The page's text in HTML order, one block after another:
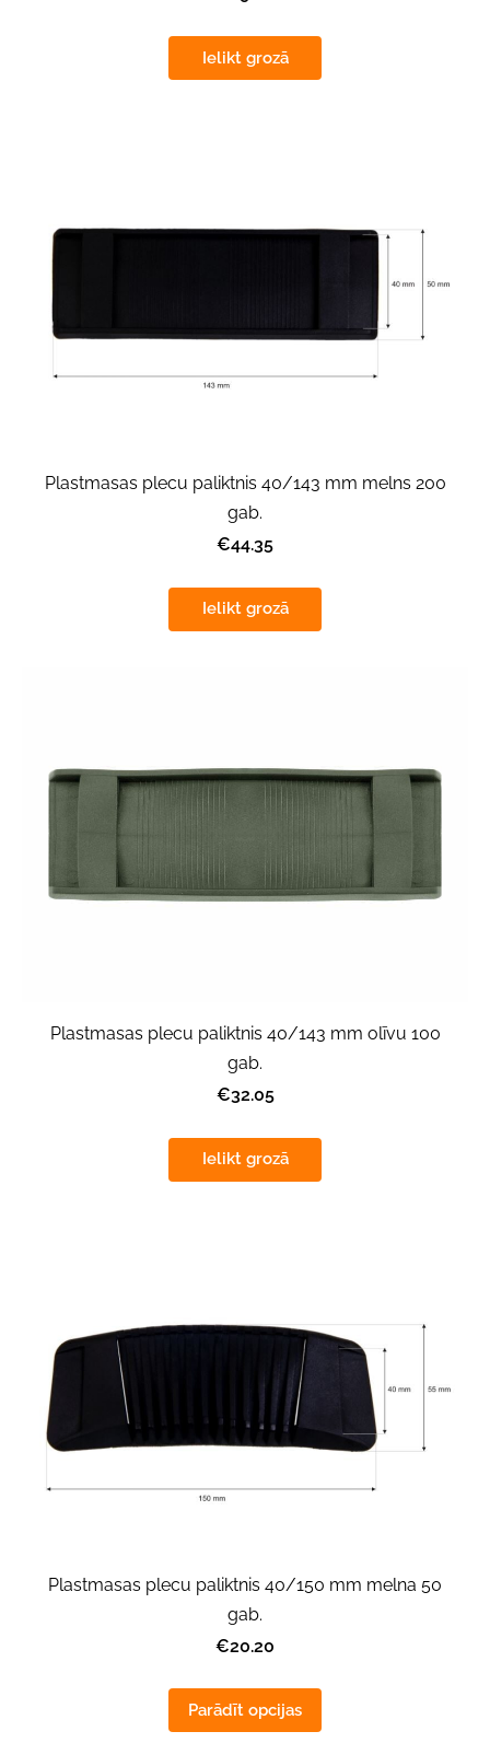
Ielikt grozā
Plastmasas plecu paliktnis 40/143 mm melns 200
gab.
€44.35
Ielikt grozā
Plastmasas plecu paliktnis 40/143 mm olīvu 100
gab.
€32.05
Ielikt grozā
Plastmasas plecu paliktnis 40/150 mm melna 50
gab.
€20.20
Parādīt opcijas